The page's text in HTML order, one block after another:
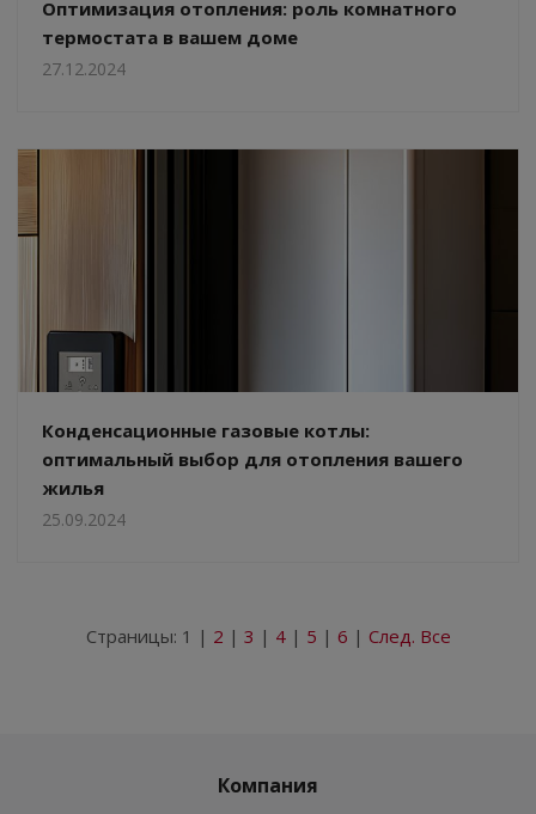
Оптимизация отопления: роль комнатного
термостата в вашем доме
27.12.2024
Конденсационные газовые котлы:
оптимальный выбор для отопления вашего
жилья
25.09.2024
Страницы: 1 | 2 | 3 | 4 | 5 | 6 | След. Все
Компания